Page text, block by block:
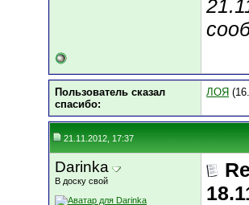
Пользователь сказал
cпасибо:
ЛОЯ
21.11.2012, 17:37
Darinka
В доску свой